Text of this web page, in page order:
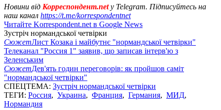
Новини від Корреспондент.netу Telegram. Підписуйтесь на
наш канал https://t.me/korrespondentnet
Читайте Korrespondent.net в Google News
Зустріч нормандської четвірки
СюжетЛист Козака і майбутнє "нормандської четвірки"
Телеканал "Россия 1" заявив, що записав інтерв'ю з
Зеленським
СюжетДев'ять годин переговорів: як пройшов саміт
"нормандської четвірки"
СПЕЦТЕМА: Зустріч нормандської четвірки
ТЕГИ: Россия, Украина, Франция, Германия, МИД,
Нормандия